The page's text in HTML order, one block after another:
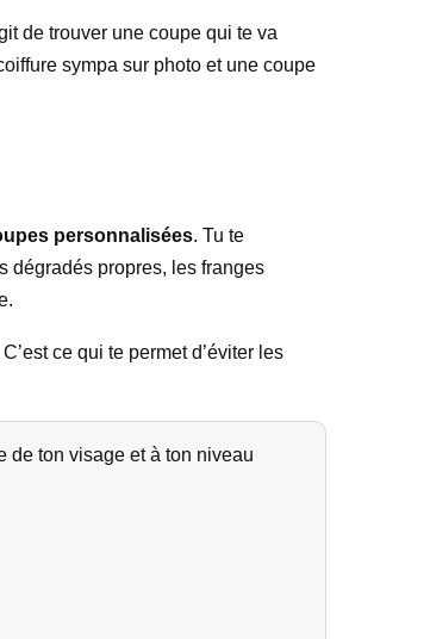
de trouver une coupe qui te va
sympa sur photo et une coupe
personnalisées. Tu te
dégradés propres, les franges
ce qui te permet d’éviter les
de ton visage et à ton niveau